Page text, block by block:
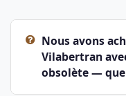
Nous avons
Vilabertran
obsolète —